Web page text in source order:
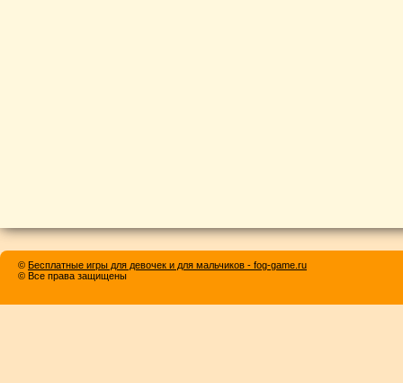
© Бесплатные игры для девочек и для мальчиков - fog-game.ru
© Все права защищены